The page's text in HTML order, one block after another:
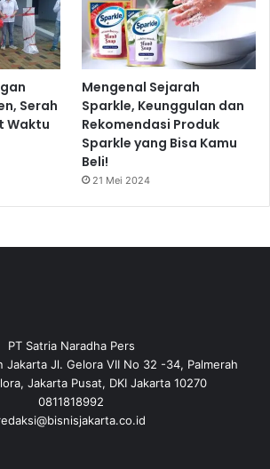
Serah
Waktu
Mengenal Sejarah
Sparkle, Keunggulan dan
Rekomendasi Produk
Sparkle yang Bisa Kamu
Beli!
21 Mei 2024
PT Satria Naradha Pers
Jakarta Jl. Gelora VII No 32 -34, Palmerah
Jakarta Pusat, DKI Jakarta 10270
0811818992